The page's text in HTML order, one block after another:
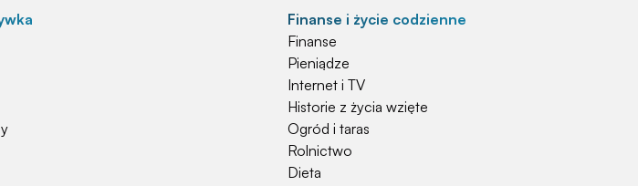
Finanse i życie codzienne
Finanse
Pieniądze
Internet i TV
Historie z życia wzięte
Ogród i taras
Rolnictwo
Dieta